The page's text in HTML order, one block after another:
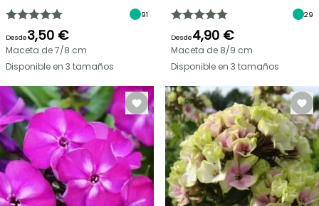
91
Desde3,50 €
Maceta de 7/8 cm
Disponible en 3 tamaños
29
Desde4,90 €
Maceta de 8/9 cm
Disponible en 3 tamaños